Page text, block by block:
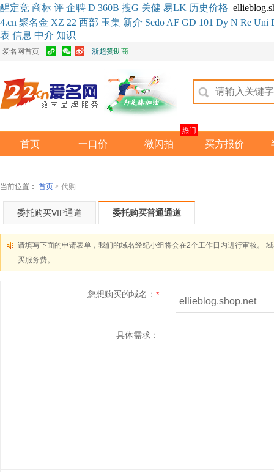
醒定竞 商标 评 企聘 D 360B 搜G 关健 易LK 历史价格
4.cn 聚名金 XZ 22 西部 玉集 新介 Sedo AF GD 101 Dy N Re Uni
表 信息 中介 知识